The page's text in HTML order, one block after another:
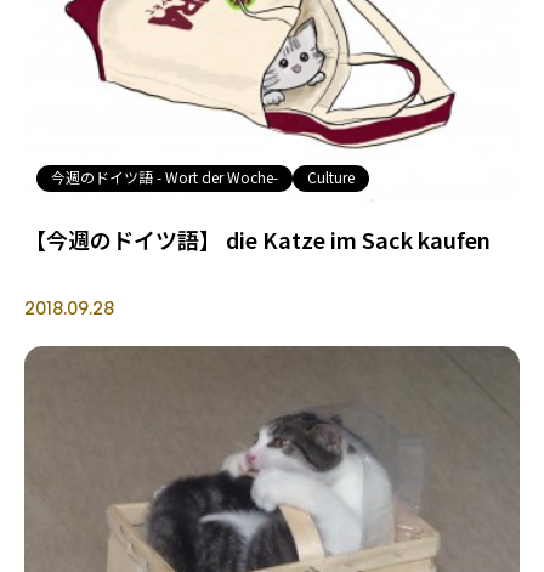
今週のドイツ語 - Wort der Woche- Culture
【今週のドイツ語】 die Katze im Sack kaufen
2018.09.28